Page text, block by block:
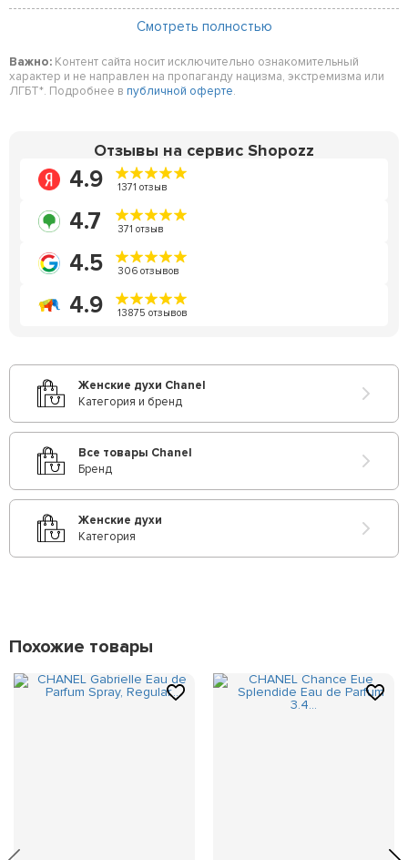
Смотреть полностью
Важно: Контент сайта носит исключительно ознакомительный
характер и не направлен на пропаганду нацизма, экстремизма или
ЛГБТ*. Подробнее в публичной оферте.
Отзывы на сервис Shopozz
4.9 1371 отзыв
4.7 371 отзыв
4.5 306 отзывов
4.9 13875 отзывов
Женские духи Chanel
Категория и бренд
Все товары Chanel
Бренд
Женские духи
Категория
Похожие товары